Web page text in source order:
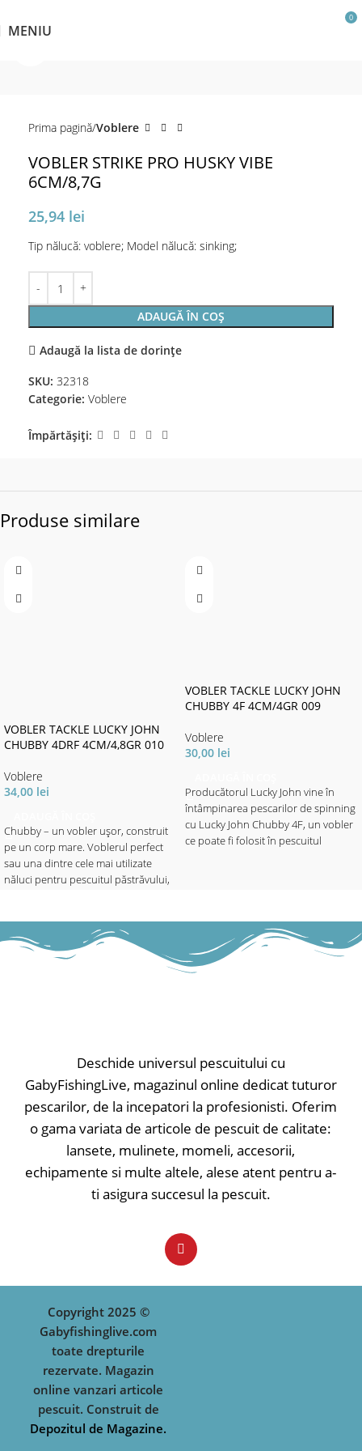
MENIU
0
Prima pagină Voblere
VOBLER STRIKE PRO HUSKY VIBE
6CM/8,7G
25,94 lei
Tip nălucă: voblere; Model nălucă: sinking;
ADAUGĂ ÎN COȘ
Adaugă la lista de dorințe
SKU: 32318
Categorie: Voblere
Împărtășiți:
Produse similare
VOBLER TACKLE LUCKY JOHN
CHUBBY 4DRF 4CM/4,8GR 010
Voblere
34,00 lei
Chubby – un vobler ușor, construit
pe un corp mare. Voblerul perfect
sau una dintre cele mai utilizate
năluci pentru pescuitul păstrăvului,
pana la 1.5 metri adâncime prin
recuperări lente sau rapide. Va
funcționa oriunde, în orice moment.
VOBLER TACKLE LUCKY JOHN
CHUBBY 4F 4CM/4GR 009
Voblere
30,00 lei
Producătorul Lucky John vine în
întâmpinarea pescarilor de spinning
cu Lucky John Chubby 4F, un vobler
ce poate fi folosit în pescuitul
rezistență și durabilitate crescută.
Voblerul atrage răpitorii chiar din
momentul în care aterizează pe
suprafața apei. Această
ancore cu care este echipat sunt
extrem de ascuțite și asigură o rată
de înțepare mai bună și de
asemenea o fixare bună în gura
peștelui.
✅ Pattern-uri atractive
✅ Evoluție naturală
✅ Rezistență și durabilitate crescută
✅ Realizat din materiale de calitate
✅ Adâncime evoluție - 0.5m
Deschide universul pescuitului cu
GabyFishingLive, magazinul online dedicat tuturor
pescarilor, de la incepatori la profesionisti. Oferim
o gama variata de articole de pescuit de calitate:
lansete, mulinete, momeli, accesorii,
echipamente si multe altele, alese atent pentru a-
ti asigura succesul la pescuit.
Copyright 2025 ©
Gabyfishinglive.com
toate drepturile
rezervate. Magazin
online vanzari articole
pescuit. Construit de
Depozitul de Magazine.